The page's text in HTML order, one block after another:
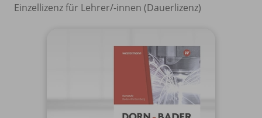
Einzellizenz für Lehrer/-innen (Dauerlizenz)